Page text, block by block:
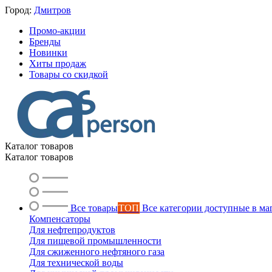
Город: Дмитров
Промо-акции
Бренды
Новинки
Хиты продаж
Товары со скидкой
Каталог товаров
Каталог товаров
Все товарыТОП Все категории доступные в
Компенсаторы
Для нефтепродуктов
Для пищевой промышленности
Для сжиженного нефтяного газа
Для технической воды